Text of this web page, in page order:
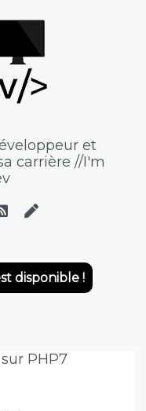
et
carrière //I'm
disponible !